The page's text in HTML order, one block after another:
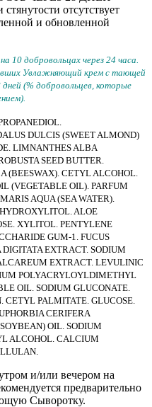
отсутствует
и обновленной
10 добровольцах через 24 часа.
Увлажняющий крем с тающей
(% добровольцев, которые
DULCIS (SWEET ALMOND)
LIMNANTHES ALBA
SEED BUTTER.
(BEESWAX). CETYL ALCOHOL.
(VEGETABLE OIL). PARFUM
AQUA (SEA WATER).
ALOE
XYLITOL. PENTYLENE
GUM-1. FUCUS
EXTRACT. SODIUM
EXTRACT. LEVULINIC
POLYACRYLOYLDIMETHYL
OIL. SODIUM GLUCONATE.
PALMITATE. GLUCOSE.
CERIFERA
OIL. SODIUM
ALCOHOL. CALCIUM
и/или вечером на
предварительно
Сыворотку.